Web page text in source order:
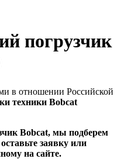
погрузчик
в отношении Российской
техники Bobcat
Bobcat, мы подберем
заявку или
на сайте.